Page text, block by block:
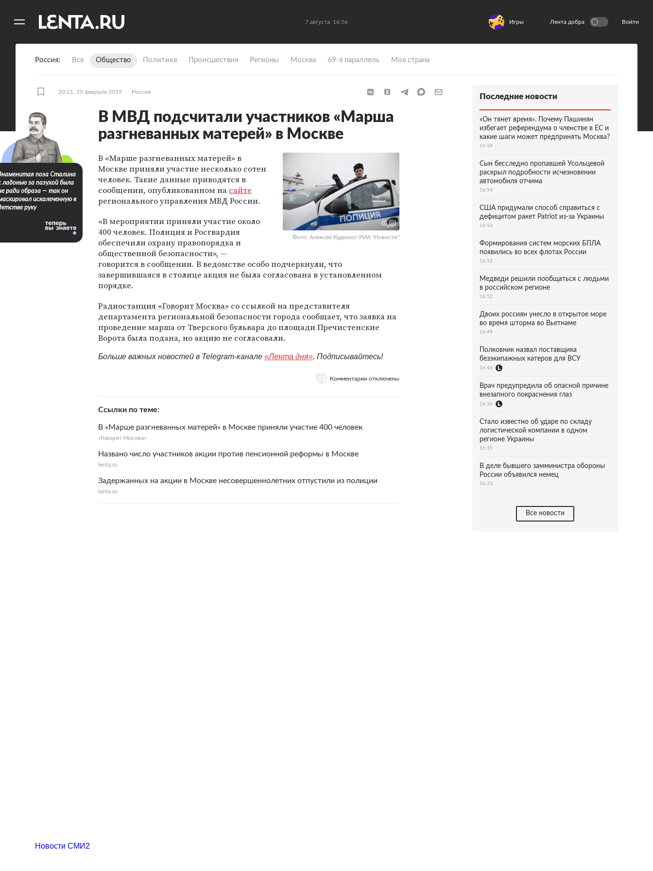
7 августа, 16:56 Игры Лента добра Войти
Россия Все Общество Политика Происшествия Регионы Москва 69-я параллель Моя страна
20:21, 10 февраля 2019 Россия
В МВД подсчитали участников «Марша
разгневанных матерей» в Москве
Фото: Алексей Куденко/ РИА "Новости"
В «Марше разгневанных матерей» в
Москве приняли участие несколько сотен
человек. Такие данные приводятся в
сообщении, опубликованном на сайте
регионального управления МВД России.
«В мероприятии приняли участие около
400 человек. Полиция и Росгвардия
обеспечили охрану правопорядка и
общественной безопасности», —
говорится в сообщении. В ведомстве особо подчеркнули, что
завершившаяся в столице акция не была согласована в установленном
порядке.
Радиостанция «Говорит Москва» со ссылкой на представителя
департамента региональной безопасности города сообщает, что заявка на
проведение марша от Тверского бульвара до площади Пречистенские
Ворота была подана, но акцию не согласовали.
Больше важных новостей в Telegram-канале «Лента дня». Подписывайтесь!
Комментарии отключены
Ссылки по теме
В «Марше разгневанных матерей» в Москве приняли участие 400 человек
«Говорит Москва»
Названо число участников акции против пенсионной реформы в Москве
lenta.ru
Задержанных на акции в Москве несовершеннолетних отпустили из полиции
lenta.ru
поза Сталина
ладонью за пазухой была
ради образа — так он
искалеченную в
руку
Последние новости
«Он тянет время». Почему Пашинян
избегает референдума о членстве в ЕС и
какие шаги может предпринять Москва?
16:39
Сын бесследно пропавшей Усольцевой
раскрыл подробности исчезновении
автомобиля отчима
16:54
США придумали способ справиться с
дефицитом ракет Patriot из-за Украины
16:53
Формирования систем морских БПЛА
появились во всех флотах России
16:52
Медведи решили пообщаться с людьми
в российском регионе
16:52
Двоих россиян унесло в открытое море
во время шторма во Вьетнаме
16:49
Полковник назвал поставщика
безэкипажных катеров для ВСУ
16:46
Врач предупредила об опасной причине
внезапного покраснения глаз
16:36
Стало известно об ударе по складу
логистической компании в одном
регионе Украины
16:35
В деле бывшего замминистра обороны
России объявился немец
16:33
Все новости
Новости СМИ2